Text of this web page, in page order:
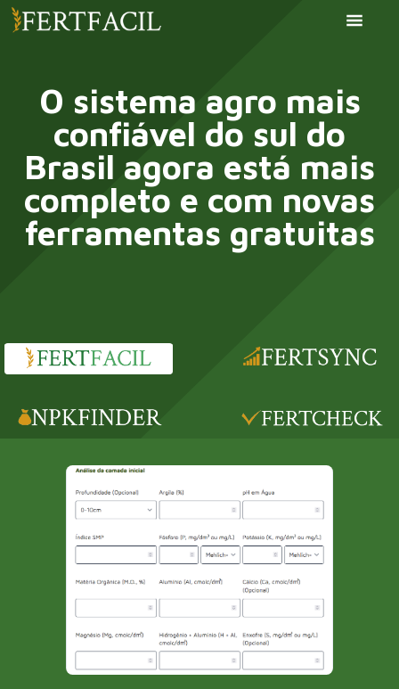
O sistema agro mais
confiável do sul do
Brasil agora está mais
completo e com novas
ferramentas gratuitas